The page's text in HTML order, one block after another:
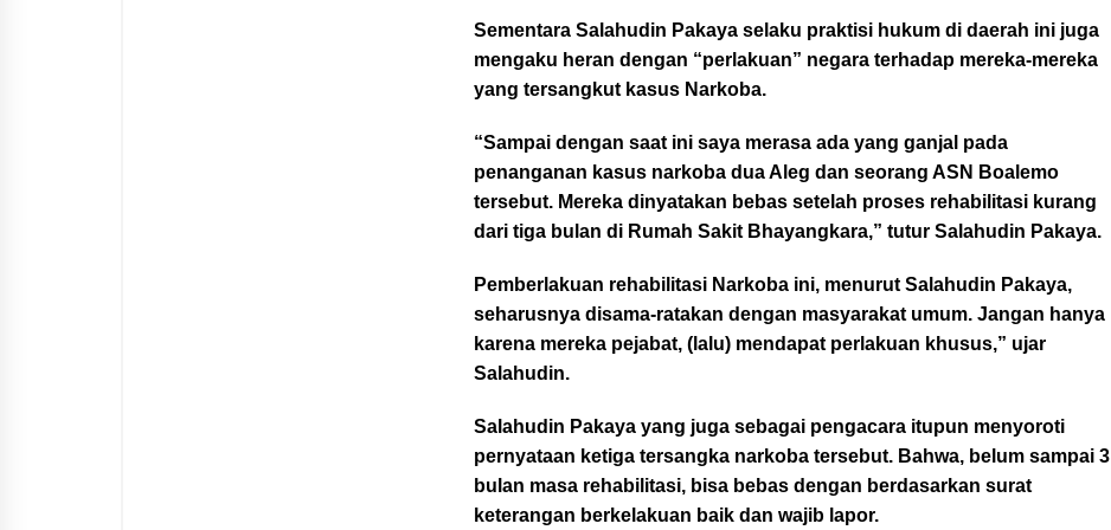
Sementara Salahudin Pakaya selaku praktisi hukum di daerah ini juga
mengaku heran dengan “perlakuan” negara terhadap mereka-mereka
yang tersangkut kasus Narkoba.
“Sampai dengan saat ini saya merasa ada yang ganjal pada
penanganan kasus narkoba dua Aleg dan seorang ASN Boalemo
tersebut. Mereka dinyatakan bebas setelah proses rehabilitasi kurang
dari tiga bulan di Rumah Sakit Bhayangkara,” tutur Salahudin Pakaya.
Pemberlakuan rehabilitasi Narkoba ini, menurut Salahudin Pakaya,
seharusnya disama-ratakan dengan masyarakat umum. Jangan hanya
karena mereka pejabat, (lalu) mendapat perlakuan khusus,” ujar
Salahudin.
Salahudin Pakaya yang juga sebagai pengacara itupun menyoroti
pernyataan ketiga tersangka narkoba tersebut. Bahwa, belum sampai 3
bulan masa rehabilitasi, bisa bebas dengan berdasarkan surat
keterangan berkelakuan baik dan wajib lapor.